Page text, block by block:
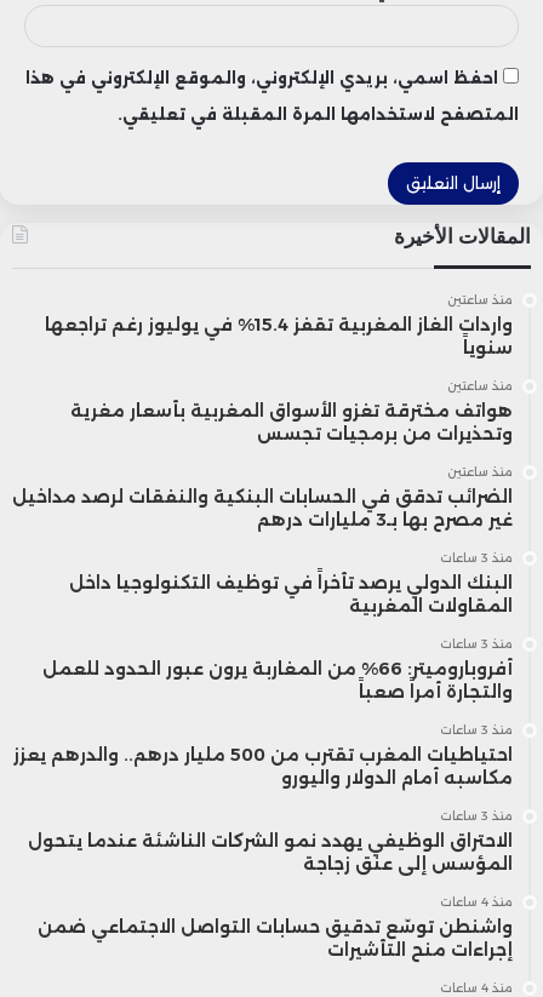
احفظ اسمي، بريدي الإلكتروني، والموقع الإلكتروني في هذا
المتصفح لاستخدامها المرة المقبلة في تعليقي.
المقالات الأخيرة
منذ ساعتين
واردات الغاز المغربية تقفز 15.4% في يوليوز رغم تراجعها
سنوياً
منذ ساعتين
هواتف مخترقة تغزو الأسواق المغربية بأسعار مغرية
وتحذيرات من برمجيات تجسس
منذ ساعتين
الضرائب تدقق في الحسابات البنكية والنفقات لرصد مداخيل
غير مصرح بها بـ3 مليارات درهم
منذ 3 ساعات
البنك الدولي يرصد تأخراً في توظيف التكنولوجيا داخل
المقاولات المغربية
منذ 3 ساعات
أفروباروميتر: 66% من المغاربة يرون عبور الحدود للعمل
والتجارة أمراً صعباً
منذ 3 ساعات
احتياطيات المغرب تقترب من 500 مليار درهم.. والدرهم يعزز
مكاسبه أمام الدولار واليورو
منذ 3 ساعات
الاحتراق الوظيفي يهدد نمو الشركات الناشئة عندما يتحول
المؤسس إلى عنق زجاجة
منذ 4 ساعات
واشنطن توسّع تدقيق حسابات التواصل الاجتماعي ضمن
إجراءات منح التأشيرات
منذ 4 ساعات